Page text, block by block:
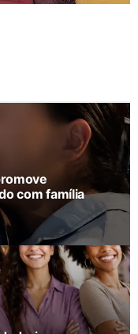
com família